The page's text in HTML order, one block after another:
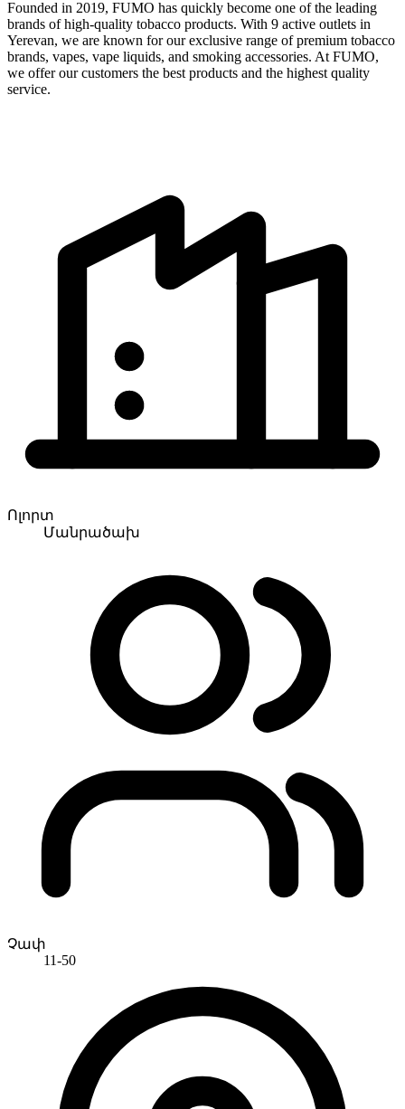
Founded in 2019, FUMO has quickly become one of the leading
brands of high-quality tobacco products. With 9 active outlets in
Yerevan, we are known for our exclusive range of premium tobacco
brands, vapes, vape liquids, and smoking accessories. At FUMO,
we offer our customers the best products and the highest quality
service.
Ոլորտ
Մանրածախ
Չափ
11-50